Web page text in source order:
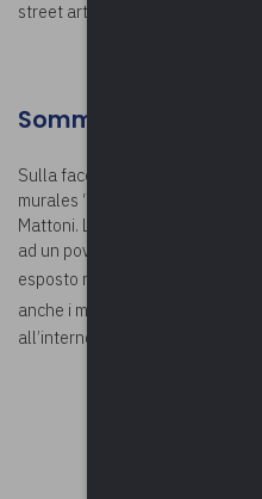
street art sono presenti su altri
Somma Lombardo
Sulla facciata dell’ex albergo
murales “
Mattoni. L’opera raffigura una
ad un povero uomo e riprende
esposto nel
anche i murales de
all’interno di una vecchia